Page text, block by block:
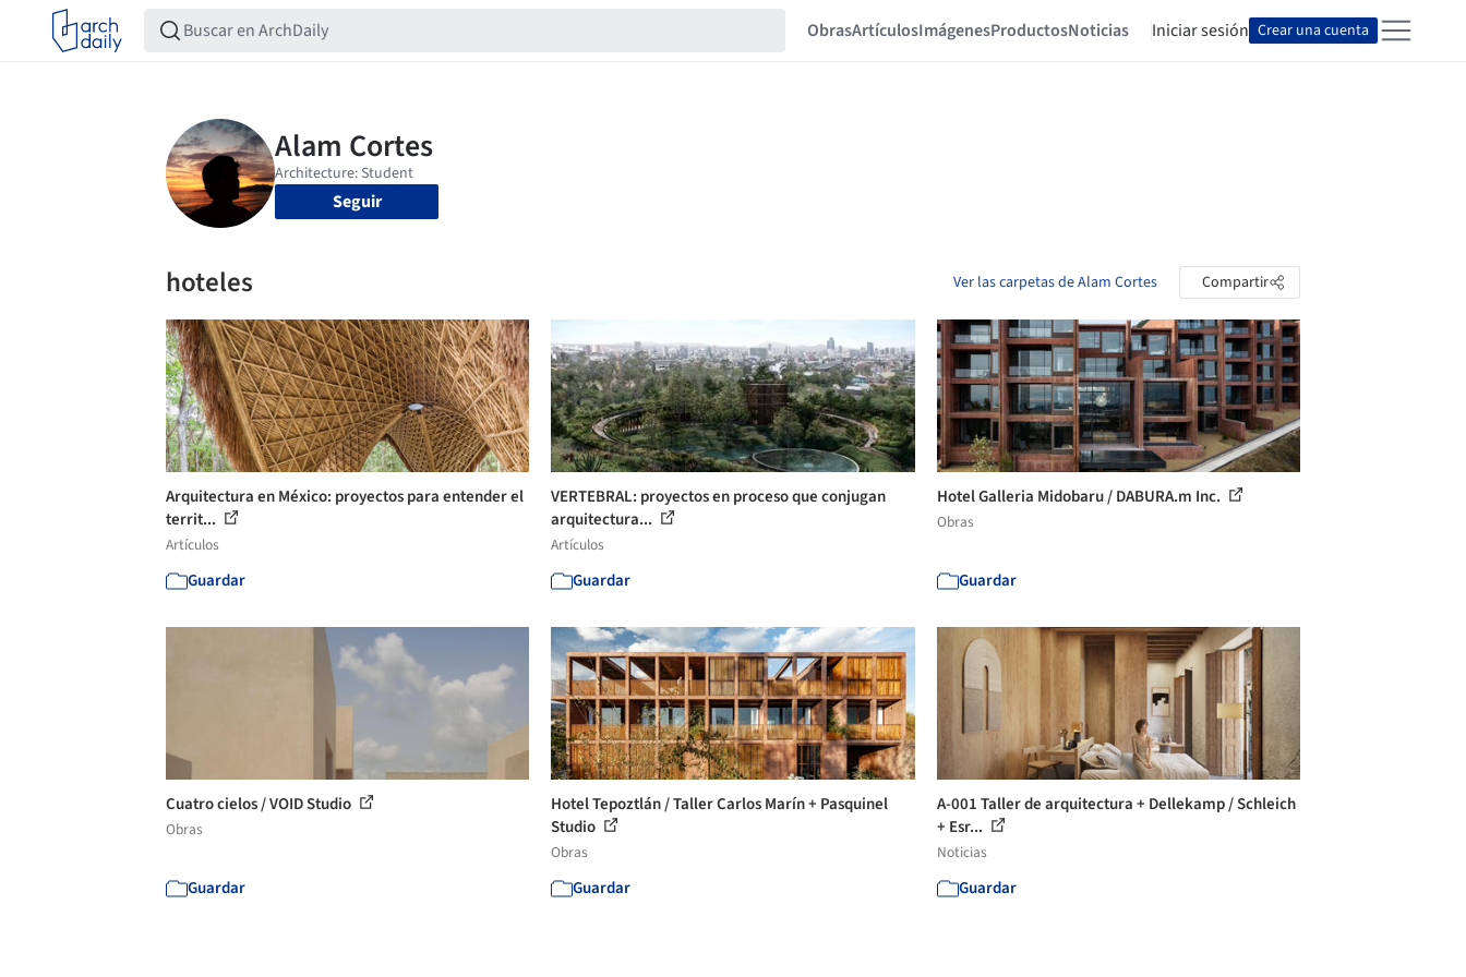
ObrasArtículosImágenesProductosNoticias Iniciar sesión Crear una cuenta
Seguir
hoteles Ver las carpetas de Alam Cortes Compartir
Arquitectura en México: proyectos para entender el
territ...
Artículos
Guardar
VERTEBRAL: proyectos en proceso que conjugan
arquitectura...
Artículos
Guardar
Hotel Galleria Midobaru / DABURA.m Inc.
Obras
Guardar
Cuatro cielos / VOID Studio
Obras
Guardar
Hotel Tepoztlán / Taller Carlos Marín + Pasquinel
Studio
Obras
Guardar
A-001 Taller de arquitectura + Dellekamp / Schleich
+ Esr...
Noticias
Guardar